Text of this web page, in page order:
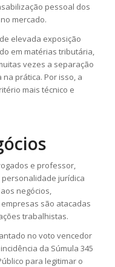
pessoal dos
mercado.
elevada exposição
em matérias tributária,
vezes a separação
prática. Por isso, a
mais técnico e
e professor,
jurídica
negócios,
são atacadas
trabalhistas.
no voto vencedor
da Súmula 345
para legitimar o